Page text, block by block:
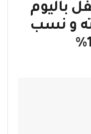
باليوم
و نسب